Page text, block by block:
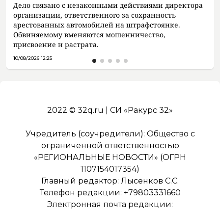
Дело связано с незаконными действиями директора
организации, ответственного за сохранность
арестованных автомобилей на штрафстоянке.
Обвиняемому вменяются мошенничество,
присвоение и растрата.
10/08/2026 12:25
2022 © 32q.ru | СИ «Ракурс 32»
Учредитель (соучредители): Общество с
ограниченной ответственностью
«РЕГИОНАЛЬНЫЕ НОВОСТИ» (ОГРН
1107154017354)
Главный редактор: Лысенков С.С.
Телефон редакции: +79803331660
Электронная почта редакции: